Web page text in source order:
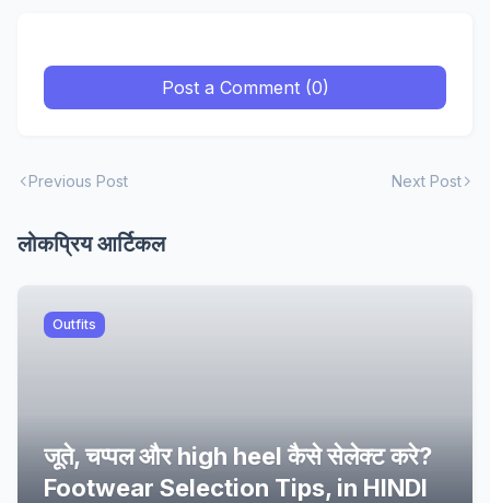
Post a Comment (0)
Previous Post Next Post
लोकप्रिय आर्टिकल
Outfits
जूते, चप्पल और high heel कैसे सेलेक्ट करे?
Footwear Selection Tips, in HINDI